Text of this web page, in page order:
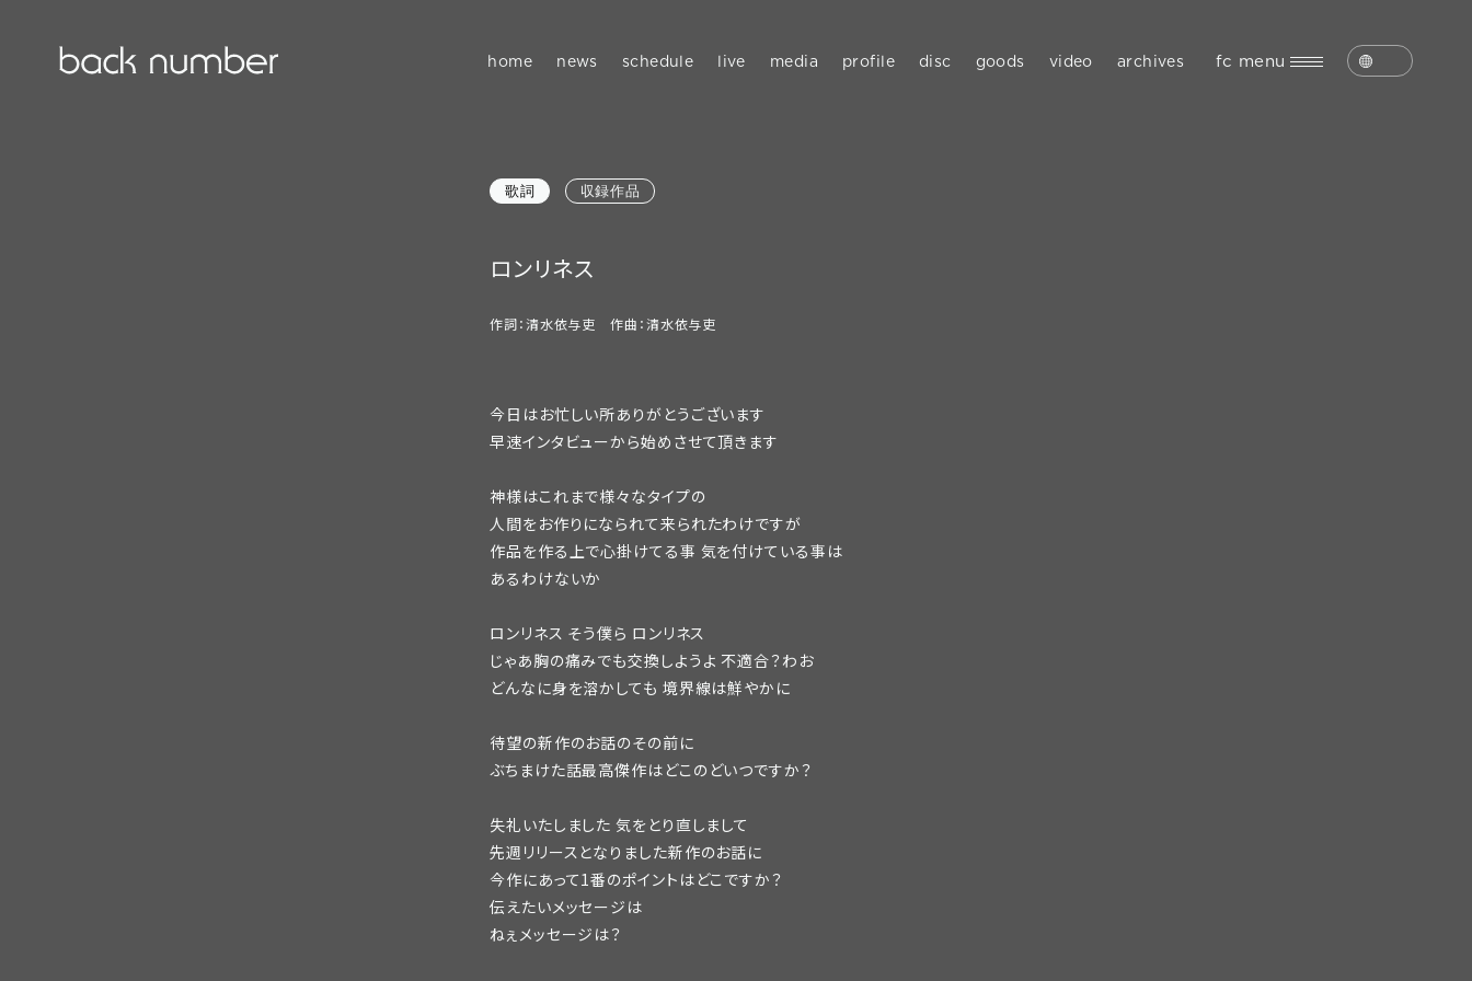
home news schedule live media profile disc goods video archives fc menu
歌詞 収録作品
ロンリネス
作詞：清水依与吏 作曲：清水依与吏
今日はお忙しい所ありがとうございます
早速インタビューから始めさせて頂きます
神様はこれまで様々なタイプの
人間をお作りになられて来られたわけですが
作品を作る上で心掛けてる事 気を付けている事は
あるわけないか
ロンリネス そう僕ら ロンリネス
じゃあ胸の痛みでも交換しようよ 不適合？わお
どんなに身を溶かしても 境界線は鮮やかに
待望の新作のお話のその前に
ぶちまけた話最高傑作はどこのどいつですか？
失礼いたしました 気をとり直しまして
先週リリースとなりました新作のお話に
今作にあって1番のポイントはどこですか？
伝えたいメッセージは
ねぇメッセージは？